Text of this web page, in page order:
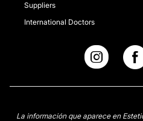
Suppliers
International Doctors
La información que aparece en